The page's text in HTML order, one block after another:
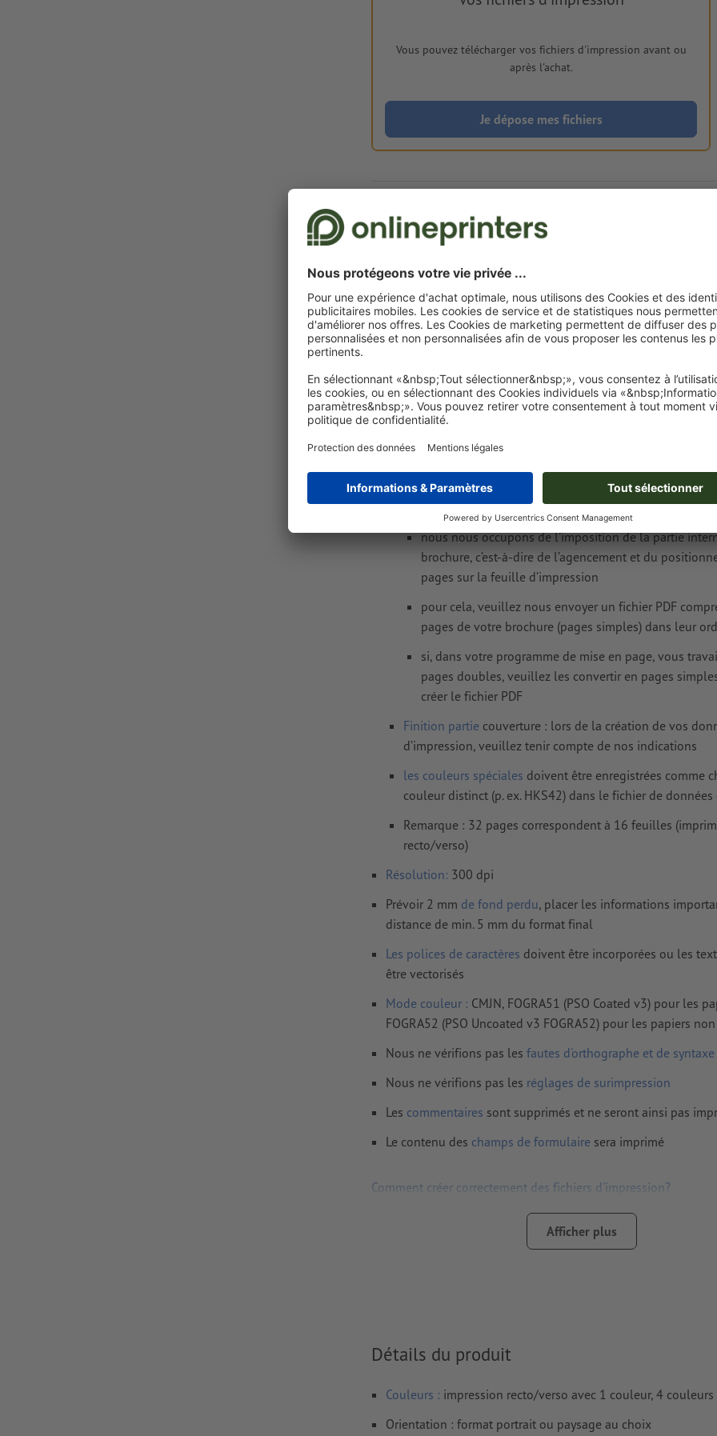
Vous pouvez télécharger vos fichiers d'impression avant ou
après l'achat.
Je dépose mes fichiers
HT
jeu. 20 août - ven. 21 août
Exigences relatives aux fichiers
Format de données(incl. 2 mm fond perdu) : 10,9 x 15,2 cm
Lors de la création de vos données d’impression, veuillez
caractéristiquesspécifiques aux brochures :
Ordre de pagination :
nous nous occupons de l’imposition de la partie
brochure, c’est-à-dire de l’agencement et du
pages sur la feuille d’impression
pour cela, veuillez nous envoyer un fichier PDF
pages de votre brochure (pages simples) dans leur
si, dans votre programme de mise en page, vous
pages doubles, veuillez les convertir en pages
créer le fichier PDF
Finition partie couverture : lors de la création de vos
d’impression, veuillez tenir compte de nos indications
les couleurs spéciales doivent être enregistrées comme
couleur distinct (p. ex. HKS42) dans le fichier de données
Remarque : 32 pages correspondent à 16 feuilles
recto/verso)
Résolution: 300 dpi
Prévoir 2 mm de fond perdu, placer les informations
distance de min. 5 mm du format final
Les polices de caractères doivent être incorporées ou les
être vectorisés
Mode couleur : CMJN, FOGRA51 (PSO Coated v3) pour les
FOGRA52 (PSO Uncoated v3 FOGRA52) pour les papiers
Nous ne vérifions pas les fautes d'orthographe et de syntaxe
Nous ne vérifions pas les réglages de surimpression
Les commentaires sont supprimés et ne seront ainsi pas
Le contenu des champs de formulaire sera imprimé
Comment créer correctement des fichiers d'impression?
Afficher plus
Détails du produit
Couleurs : impression recto/verso avec 1 couleur, 4
Orientation : format portrait ou paysage au choix